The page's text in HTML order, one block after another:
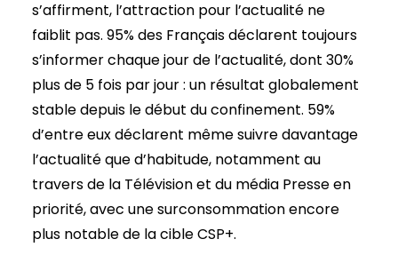
s’affirment, l’attraction pour l’actualité ne
faiblit pas. 95% des Français déclarent toujours
s’informer chaque jour de l’actualité, dont 30%
plus de 5 fois par jour : un résultat globalement
stable depuis le début du confinement. 59%
d’entre eux déclarent même suivre davantage
l’actualité que d’habitude, notamment au
travers de la Télévision et du média Presse en
priorité, avec une surconsommation encore
plus notable de la cible CSP+.